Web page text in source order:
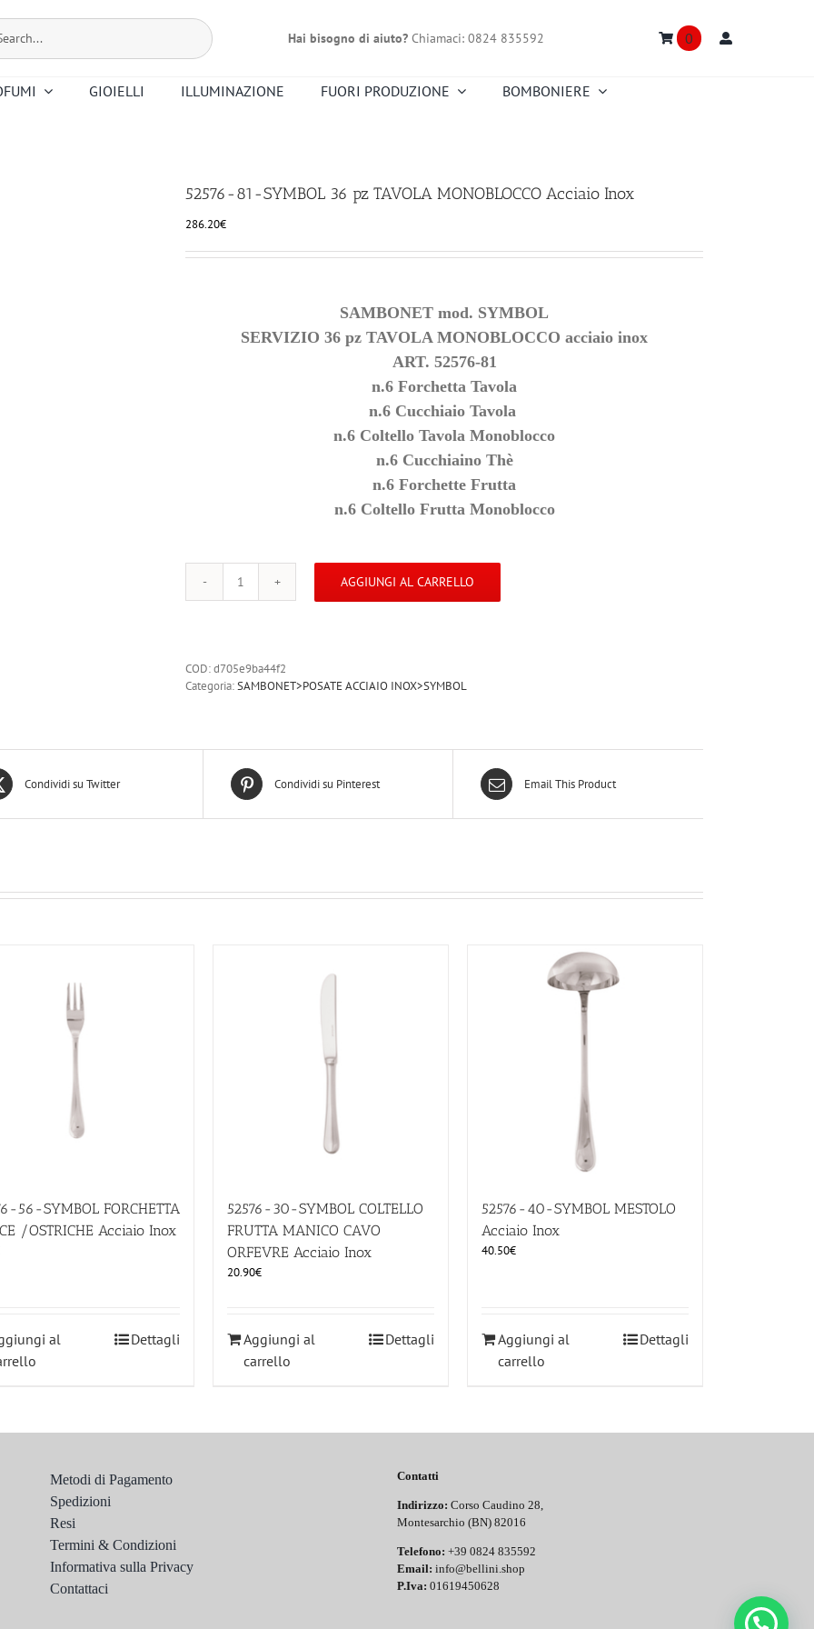
Hai bisogno di aiuto? Chiamaci: 0824 835592 0
GIOIELLI ILLUMINAZIONE FUORI PRODUZIONE
BOMBONIERE
52576-81-SYMBOL 36 pz TAVOLA MONOBLOCCO Acciaio Inox
286.20€
SAMBONET mod. SYMBOL
SERVIZIO 36 pz TAVOLA MONOBLOCCO acciaio inox
ART. 52576-81
n.6 Forchetta Tavola
n.6 Cucchiaio Tavola
n.6 Coltello Tavola Monoblocco
n.6 Cucchiaino Thè
n.6 Forchette Frutta
n.6 Coltello Frutta Monoblocco
52576-
TAVOLA
MONOBLOCCO
AGGIUNGI AL CARRELLO
COD:d705e9ba44f2
Categoria:SAMBONET>POSATE ACCIAIO INOX>SYMBOL
Condividi su Twitter Condividi su Pinterest Email This Product
56-SYMBOL FORCHETTA
/OSTRICHE Acciaio Inox
al
Dettagli
52576-30-SYMBOL COLTELLO
FRUTTA MANICO CAVO
ORFEVRE Acciaio Inox
20.90€
Aggiungi al
carrello
Dettagli
52576-40-SYMBOL MESTOLO
Acciaio Inox
40.50€
Aggiungi al
carrello
Dettagli
Metodi di Pagamento
Spedizioni
Resi
Termini & Condizioni
Informativa sulla Privacy
Contattaci
Contatti
Indirizzo: Corso Caudino 28,
Montesarchio (BN) 82016
Telefono: +39 0824 835592
Email: info@bellini.shop
P.Iva: 01619450628